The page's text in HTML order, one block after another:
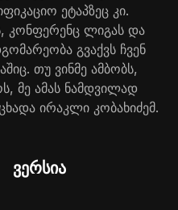
ეტაპზეც კი.
კონფერენც ლიგას და
გვაქვს ჩვენ
თუ ვინმე ამბობს,
მე ამას ნამდვილად
ირაკლი კობახიძემ.
ვერსია